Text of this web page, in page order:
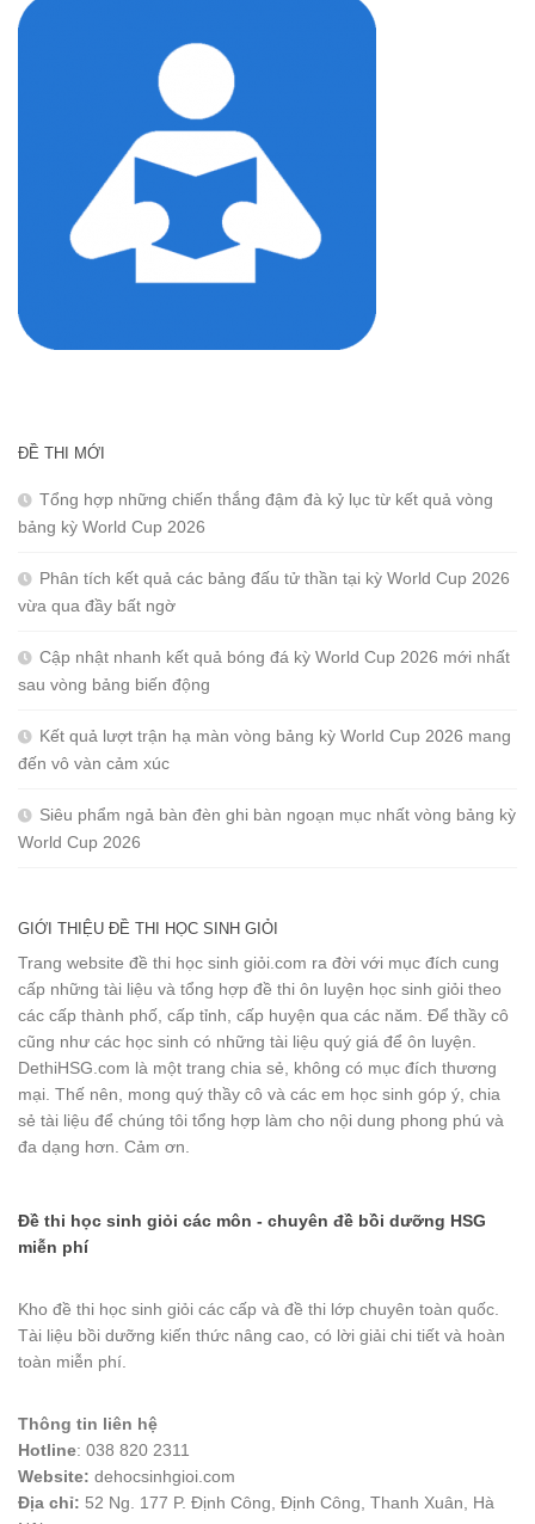
ĐỀ THI MỚI
Tổng hợp những chiến thắng đậm đà kỷ lục từ kết quả vòng
bảng kỳ World Cup 2026
Phân tích kết quả các bảng đấu tử thần tại kỳ World Cup 2026
vừa qua đầy bất ngờ
Cập nhật nhanh kết quả bóng đá kỳ World Cup 2026 mới nhất
sau vòng bảng biến động
Kết quả lượt trận hạ màn vòng bảng kỳ World Cup 2026 mang
đến vô vàn cảm xúc
Siêu phẩm ngả bàn đèn ghi bàn ngoạn mục nhất vòng bảng kỳ
World Cup 2026
GIỚI THIỆU ĐỀ THI HỌC SINH GIỎI
Trang website đề thi học sinh giỏi.com ra đời với mục đích cung
cấp những tài liệu và tổng hợp đề thi ôn luyện học sinh giỏi theo
các cấp thành phố, cấp tỉnh, cấp huyện qua các năm. Để thầy cô
cũng như các học sinh có những tài liệu quý giá để ôn luyện.
DethiHSG.com là một trang chia sẻ, không có mục đích thương
mại. Thế nên, mong quý thầy cô và các em học sinh góp ý, chia
sẻ tài liệu để chúng tôi tổng hợp làm cho nội dung phong phú và
đa dạng hơn. Cảm ơn.
Đề thi học sinh giỏi các môn - chuyên đề bồi dưỡng HSG
miễn phí
Kho đề thi học sinh giỏi các cấp và đề thi lớp chuyên toàn quốc.
Tài liệu bồi dưỡng kiến thức nâng cao, có lời giải chi tiết và hoàn
toàn miễn phí.
Thông tin liên hệ
Hotline: 038 820 2311
Website: dehocsinhgioi.com
Địa chỉ: 52 Ng. 177 P. Định Công, Định Công, Thanh Xuân, Hà